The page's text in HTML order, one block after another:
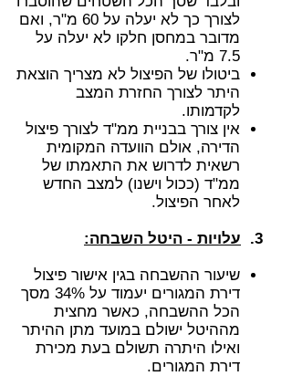
לצורך כך לא יעלה על 60 מ"ר, ואם
מדובר במחסן חלקו לא יעלה על
7.5 מ"ר.
ביטולו של הפיצול לא מצריך הוצאת
היתר לצורך החזרת המצב
לקדמותו.
אין צורך בבניית ממ"ד לצורך פיצול
הדירה, אולם הוועדה המקומית
רשאית לדרוש את התאמתו של
ממ"ד (ככול וישנו) למצב החדש
לאחר הפיצול.
עלויות - היטל השבחה:
שיעור ההשבחה בגין אישור פיצול
דירת המגורים יעמוד על 34% מסך
הכל ההשבחה, כאשר מחצית
מההיטל ישולם במועד מתן ההיתר
ואילו היתרה תשולם בעת מכירת
דירת המגורים.